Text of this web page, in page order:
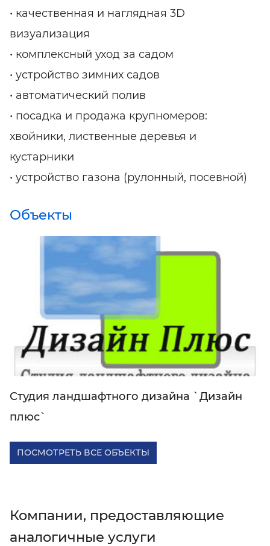
• качественная и наглядная 3D
визуализация
• комплексный уход за садом
• устройство зимних садов
• автоматический полив
• посадка и продажа крупномеров:
хвойники, лиственные деревья и
кустарники
• устройство газона (рулонный, посевной)
Объекты
Студия ландшафтного дизайна `Дизайн
плюс`
ПОСМОТРЕТЬ ВСЕ ОБЪЕКТЫ
Компании, предоставляющие
аналогичные услуги